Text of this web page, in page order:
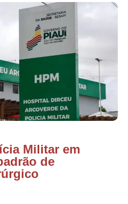
Militar em
de